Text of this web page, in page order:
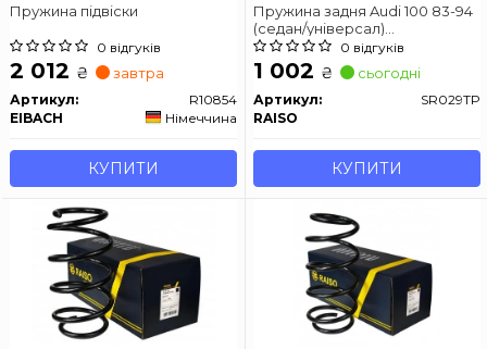
Пружина підвіски
0 відгуків
2 012 ₴ завтра
Артикул:
R10854
EIBACH
Німеччина
КУПИТИ
Пружина задня Audi 100 83-94
(седан/універсал)
(347*13,5*122,5)0 відгуків
1 002 ₴ сьогодні
Артикул:
SR029TP
RAISO
КУПИТИ